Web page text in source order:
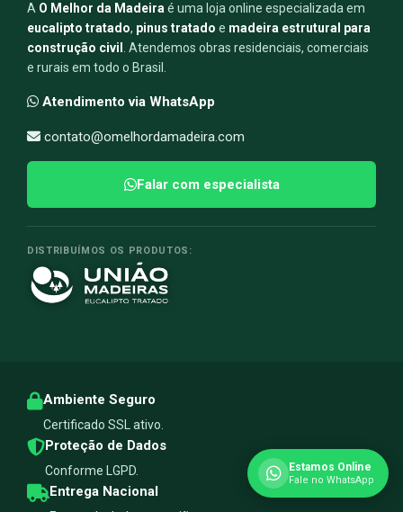
A O Melhor da Madeira é uma loja online especializada em
eucalipto tratado, pinus tratado e madeira estrutural para
construção civil
. Atendemos obras residenciais, comerciais
e rurais em todo o Brasil.
Atendimento via WhatsApp
contato@omelhordamadeira.com
Falar com especialista
DISTRIBUÍMOS OS PRODUTOS:
Ambiente Seguro
Certificado SSL ativo.
Proteção de Dados
Conforme LGPD.
Entrega Nacional
Estamos Online
Fale no WhatsApp